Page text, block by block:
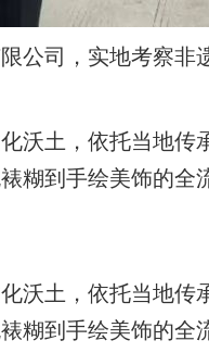
公司，实地考察
沃土，依托当地
糊到手绘美饰的全
沃土，依托当地
糊到手绘美饰的全